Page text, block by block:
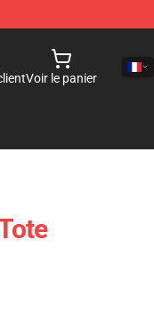
Voir le panier